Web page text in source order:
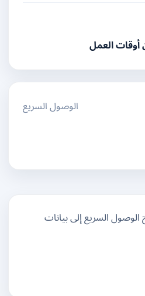
العمل
الوصول السريع
السريع إلى بيانات